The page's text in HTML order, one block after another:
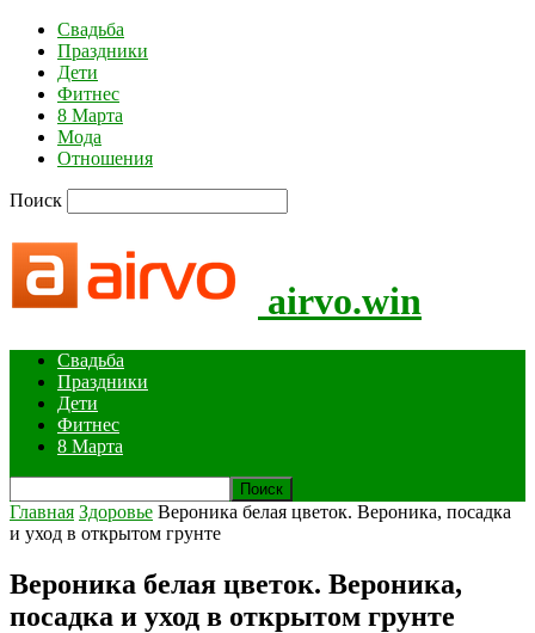
Свадьба
Праздники
Дети
Фитнес
8 Марта
Мода
Отношения
Поиск
airvo.win
Свадьба
Праздники
Дети
Фитнес
8 Марта
Главная Здоровье Вероника белая цветок. Вероника, посадка
и уход в открытом грунте
Вероника белая цветок. Вероника,
посадка и уход в открытом грунте